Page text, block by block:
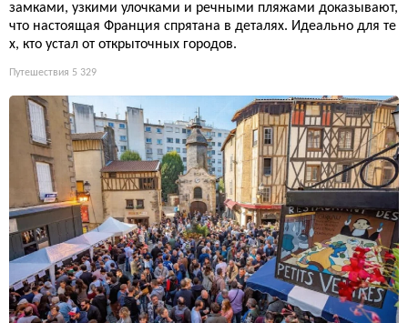
замками, узкими улочками и речными пляжами доказывают,
что настоящая Франция спрятана в деталях. Идеально для те
х, кто устал от открыточных городов.
Путешествия 5 329